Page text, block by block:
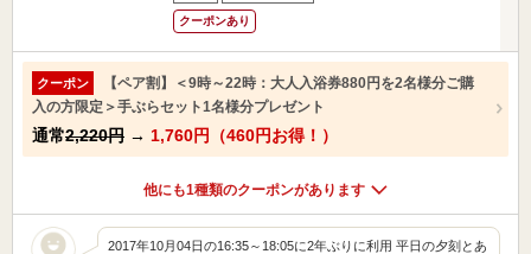
クーポンあり
クーポン
【ペア割】＜9時～22時：大人入浴券880円を2名様分ご購
入の方限定＞手ぶらセット1名様分プレゼント
通常2,220円 → 1,760円（460円お得！）
他にも1種類のクーポンがあります
2017年10月04日の16:35～18:05に2年ぶりに利用 平日の夕刻とあ